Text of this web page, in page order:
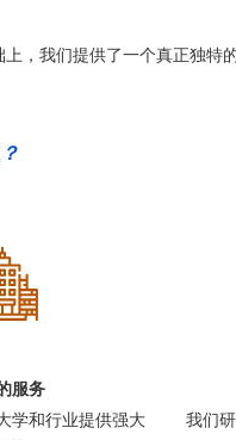
，我们提供了一个真正独特
服务
学和行业提供强大
我们